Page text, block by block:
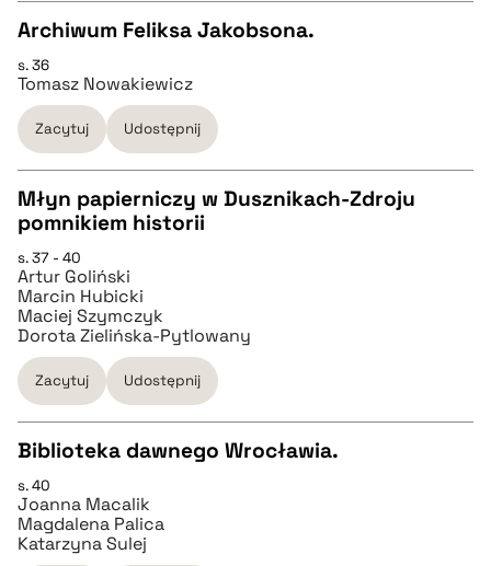
BIBTEX
pobierz cytat
CZYSTY TEKST
pobierz cytat
BIBTEX
pobierz cytat
Archiwum Feliksa Jakobsona.
s. 36
Tomasz Nowakiewicz
Zacytuj Udostępnij
pobierz cytat
BIBTEX
Młyn papierniczy w Dusznikach-Zdroju
pomnikiem historii
s. 37 - 40
Artur Goliński
Marcin Hubicki
Maciej Szymczyk
Dorota Zielińska-Pytlowany
Zacytuj Udostępnij
CZYSTY TEKST
pobierz cytat
Biblioteka dawnego Wrocławia.
s. 40
Joanna Macalik
Magdalena Palica
Katarzyna Sulej